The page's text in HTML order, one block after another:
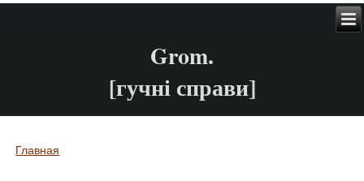
Grom.
[гучні справи]
Вы здесь
Главная